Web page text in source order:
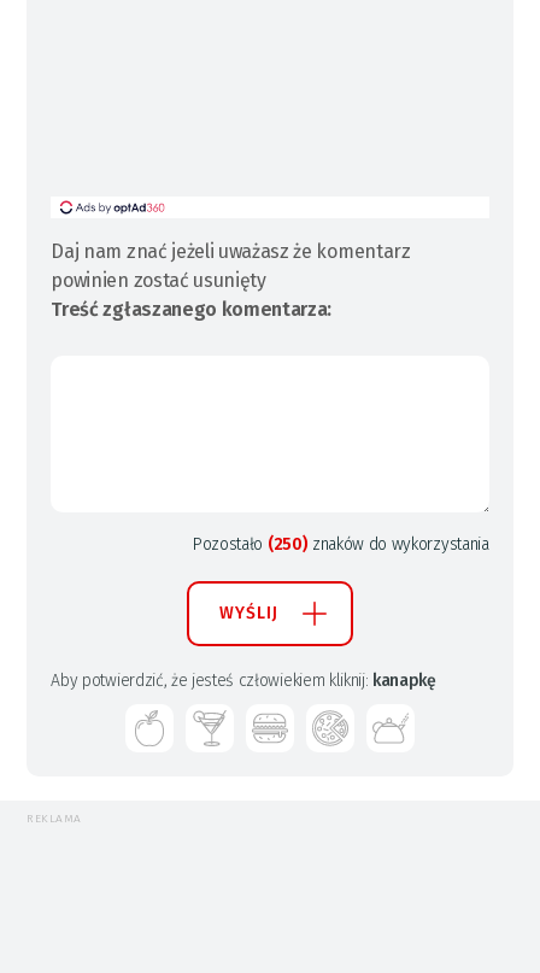
Daj nam znać jeżeli uważasz że komentarz
powinien zostać usunięty
Treść zgłaszanego komentarza:
Pozostało (250) znaków do wykorzystania
WYŚLIJ
Aby potwierdzić, że jesteś człowiekiem kliknij: kanapkę
REKLAMA